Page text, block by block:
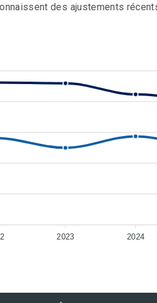
des ajustements
2023 2024